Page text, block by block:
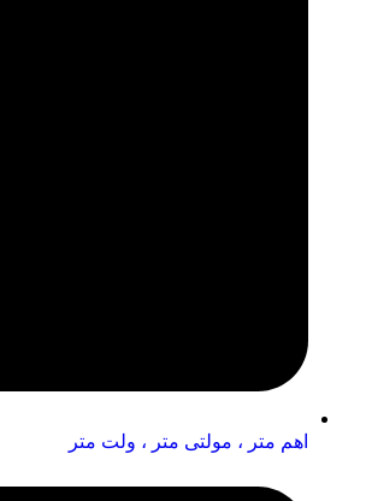
اهم متر ، مولتی متر ، ولت متر